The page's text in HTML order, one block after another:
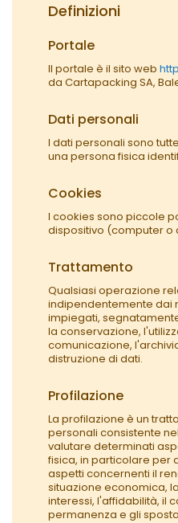
Definizioni
Portale
Il portale è il sito web
da Cartapacking SA,
Dati personali
I dati personali sono
una persona fisica
Cookies
I cookies sono piccole
dispositivo (computer o
Trattamento
Qualsiasi operazione
indipendentemente dai
impiegati,
la conservazione,
comunicazione,
distruzione di dati.
Profilazione
La profilazione è un
personali consistente
valutare determinati
fisica, in particolare per
aspetti concernenti il
situazione economica,
interessi, l'affidabilità, il
permanenza e gli